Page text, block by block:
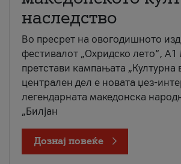
наследство
Во пресрет на овогодишното
фестивалот „Охридско лето“, А1
претстави кампањата „Културна
централен дел е новата џез-
легендарната македонска
„Билјан
Дознај повеќе